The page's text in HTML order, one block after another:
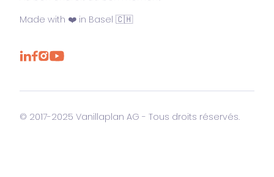
Made with ❤️ in Basel 🇨🇭
© 2017-2025 Vanillaplan AG - Tous droits réservés.